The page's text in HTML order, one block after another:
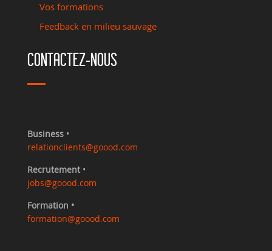
Vos formations
Feedback en milieu sauvage
CONTACTEZ-NOUS
Business •
relationclients@goood.com
Recrutement •
jobs@goood.com
Formation •
formation@goood.com